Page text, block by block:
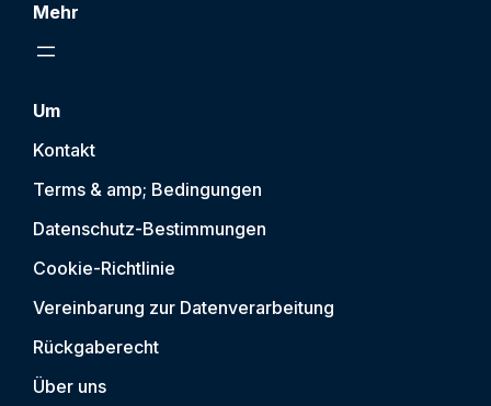
Mehr
Um
Kontakt
Terms & amp; Bedingungen
Datenschutz-Bestimmungen
Cookie-Richtlinie
Vereinbarung zur Datenverarbeitung
Rückgaberecht
Über uns